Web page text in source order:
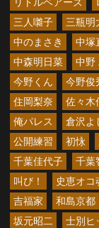
三人囃子
三瓶明
中のまさき
中塚
中森明日菜
中野
今野くん
今野俊
住岡梨奈
佐々木
俺パレス
倉沢よ
公開練習
初怺
千葉佳代子
千葉
叫び！
史恵オコ
吉福家
和島京都
坂元昭二
士別ヒ